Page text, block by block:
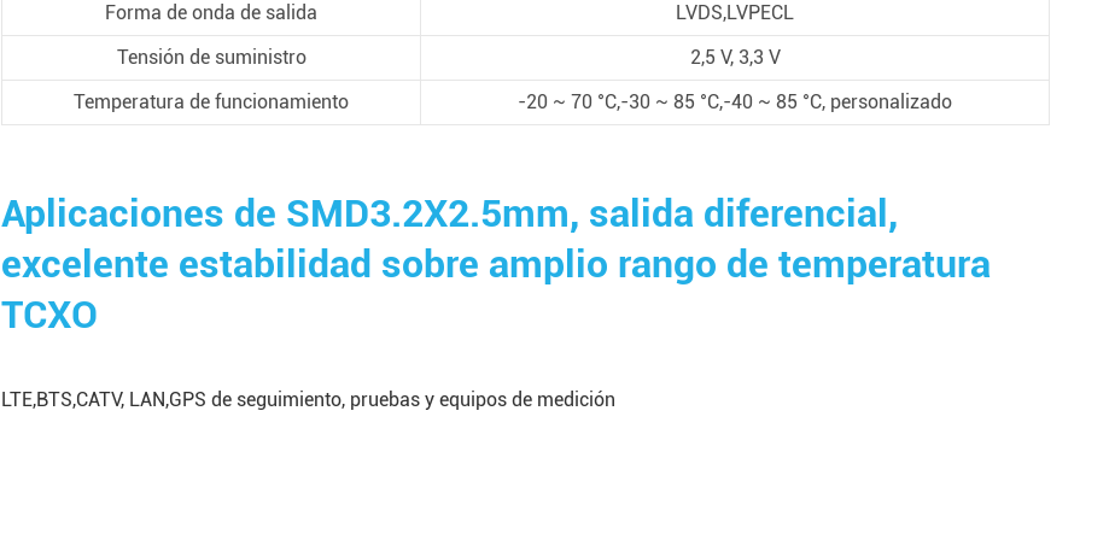
Forma de onda de salida
LVDS,LVPECL
Tensión de suministro
2,5 V, 3,3 V
Temperatura de funcionamiento
-20 ~ 70 °C,-30 ~ 85 °C,-40 ~ 85 °C, personalizado
Aplicaciones de SMD3.2X2.5mm, salida diferencial,
excelente estabilidad sobre amplio rango de temperatura
TCXO
LTE,BTS,CATV, LAN,GPS de seguimiento, pruebas y equipos de medición